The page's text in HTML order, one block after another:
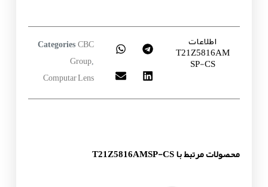
اطلاعات
T21Z5816AM
SP-CS
Categories CBC
Group,
Computar Lens
محصولات مرتبط با T21Z5816AMSP-CS